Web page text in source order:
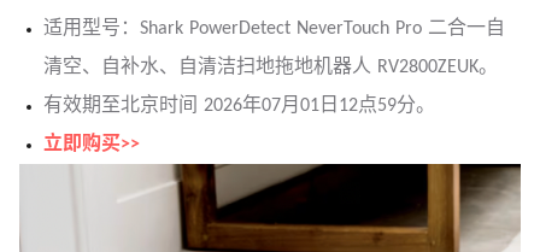
适用型号：Shark PowerDetect NeverTouch Pro 二合一自
清空、自补水、自清洁扫地拖地机器人 RV2800ZEUK。
有效期至北京时间 2026年07月01日12点59分。
立即购买>>